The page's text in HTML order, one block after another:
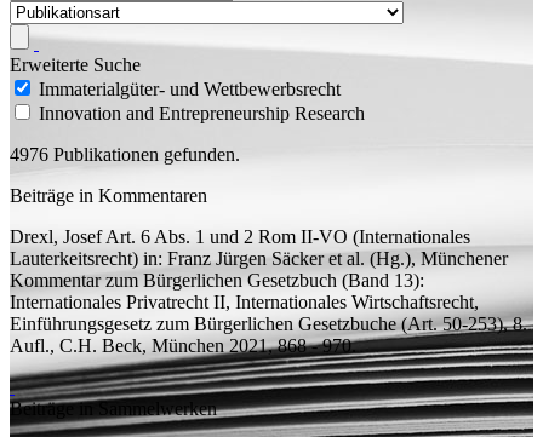
Erweiterte Suche
Immaterialgüter- und Wettbewerbsrecht
Innovation and Entrepreneurship Research
4976 Publikationen gefunden.
Beiträge in Kommentaren
Drexl, Josef Art. 6 Abs. 1 und 2 Rom II-VO (Internationales
Lauterkeitsrecht) in: Franz Jürgen Säcker et al. (Hg.), Münchener
Kommentar zum Bürgerlichen Gesetzbuch (Band 13):
Internationales Privatrecht II, Internationales Wirtschaftsrecht,
Einführungsgesetz zum Bürgerlichen Gesetzbuche (Art. 50-253), 8.
Aufl., C.H. Beck, München 2021, 868 - 970.
Beiträge in Sammelwerken